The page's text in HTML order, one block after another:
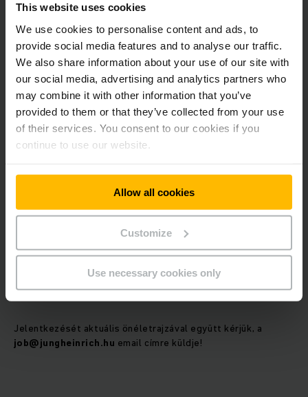
This website uses cookies
We use cookies to personalise content and ads, to
provide social media features and to analyse our traffic.
We also share information about your use of our site with
our social media, advertising and analytics partners who
may combine it with other information that you’ve
provided to them or that they’ve collected from your use
of their services. You consent to our cookies if you
continue to use our website.
Allow all cookies
Customize
Use necessary cookies only
Mérlegképes könyvelői végzettség
Multinacionális környezetben szerzett tapasztalat
Amit nyújtunk:
Versenyképes fizetés
Egészségmegőrző és rekreációs juttatások
Stabil munkahely, hosszútávú munkalehetőség
Korszerű munkaeszközök
Változatos munka
Sikeres, összetartó csapat
Hybrid munkavégzés Home Office 50% lehetőség
Munkába járáshoz vállalati busz, vagy saját gépjárművel
történő bejárás esetén 45 Ft/km költségtérítés
biztosított
Munkavégzés helye:Biatorbágy
Jelentkezését aktuális önéletrajzával együtt kérjük, a
job@jungheinrich.hu email címre küldje!